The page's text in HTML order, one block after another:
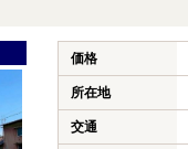
価格
所在地
交通